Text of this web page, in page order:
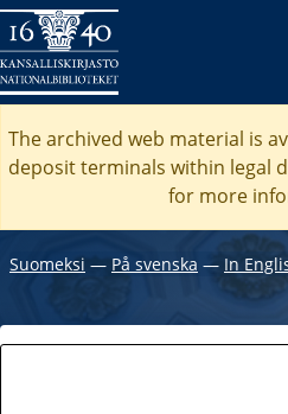
The archived web material is
deposit terminals within legal
for more
Suomeksi ― På svenska ― In